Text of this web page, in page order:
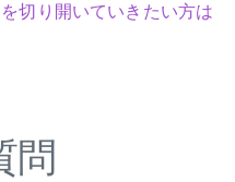
切り開いていきたい方は
問